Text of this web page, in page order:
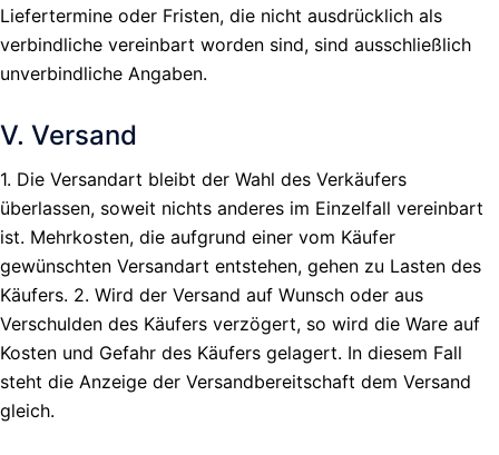
Liefertermine oder Fristen, die nicht ausdrücklich als
verbindliche vereinbart worden sind, sind ausschließlich
unverbindliche Angaben.
V. Versand
1. Die Versandart bleibt der Wahl des Verkäufers
überlassen, soweit nichts anderes im Einzelfall vereinbart
ist. Mehrkosten, die aufgrund einer vom Käufer
gewünschten Versandart entstehen, gehen zu Lasten des
Käufers. 2. Wird der Versand auf Wunsch oder aus
Verschulden des Käufers verzögert, so wird die Ware auf
Kosten und Gefahr des Käufers gelagert. In diesem Fall
steht die Anzeige der Versandbereitschaft dem Versand
gleich.